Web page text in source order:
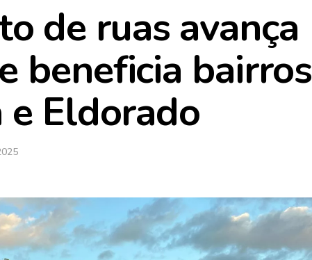
de ruas avança
beneficia bairros
e Eldorado